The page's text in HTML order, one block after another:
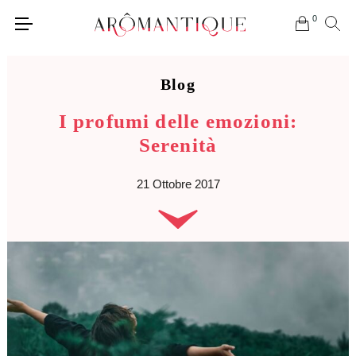
0
Blog
I profumi delle emozioni:
Serenità
21 Ottobre 2017